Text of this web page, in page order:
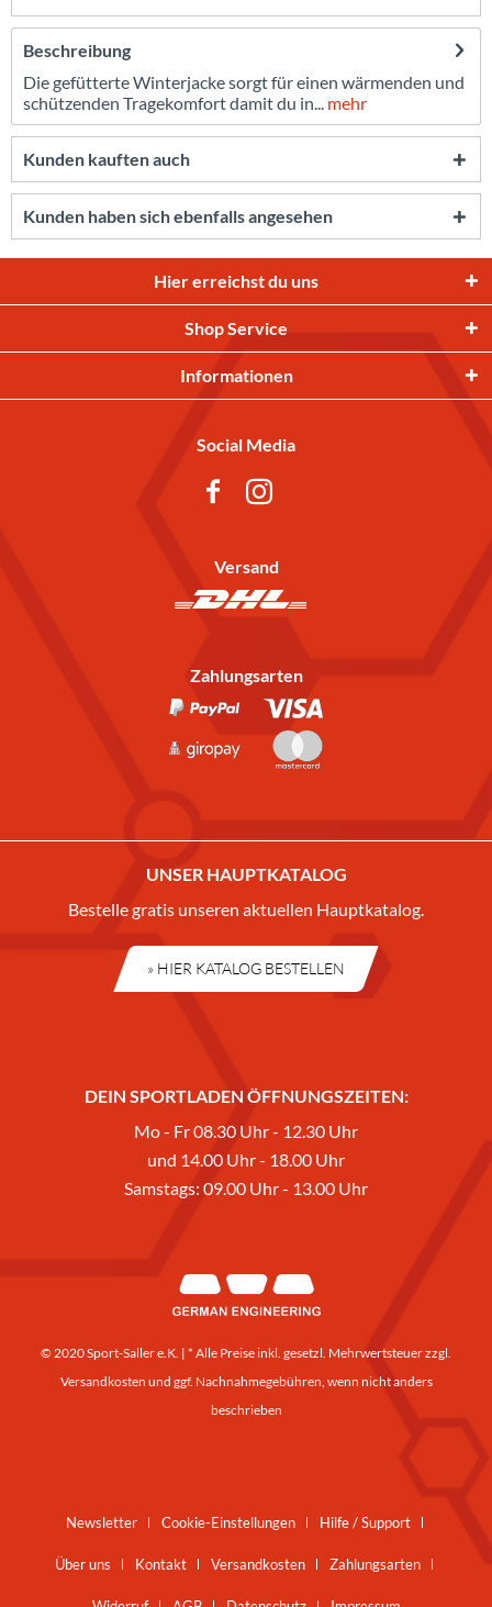
Beschreibung
Die gefütterte Winterjacke sorgt für einen wärmenden und
schützenden Tragekomfort damit du in... mehr
Kunden kauften auch
Kunden haben sich ebenfalls angesehen
Hier erreichst du uns
Shop Service
Informationen
Social Media
Versand
Zahlungsarten
UNSER HAUPTKATALOG
Bestelle gratis unseren aktuellen Hauptkatalog.
» HIER KATALOG BESTELLEN
DEIN SPORTLADEN ÖFFNUNGSZEITEN:
Mo - Fr 08.30 Uhr - 12.30 Uhr
und 14.00 Uhr - 18.00 Uhr
Samstags: 09.00 Uhr - 13.00 Uhr
© 2020 Sport-Saller e.K. | * Alle Preise inkl. gesetzl. Mehrwertsteuer zzgl.
Versandkosten und ggf. Nachnahmegebühren, wenn nicht anders
beschrieben
Newsletter Cookie-Einstellungen Hilfe / Support
Über uns Kontakt Versandkosten Zahlungsarten